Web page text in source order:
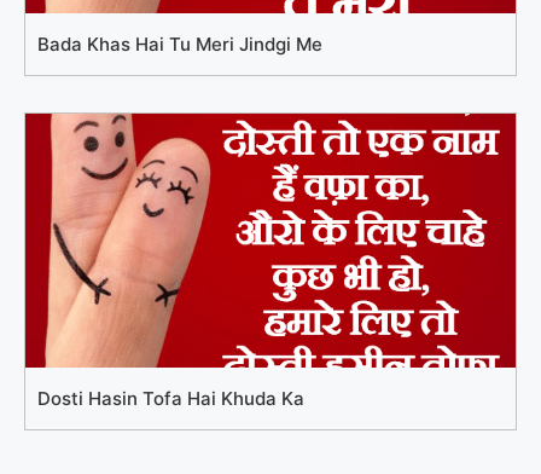
Bada Khas Hai Tu Meri Jindgi Me
Dosti Hasin Tofa Hai Khuda Ka